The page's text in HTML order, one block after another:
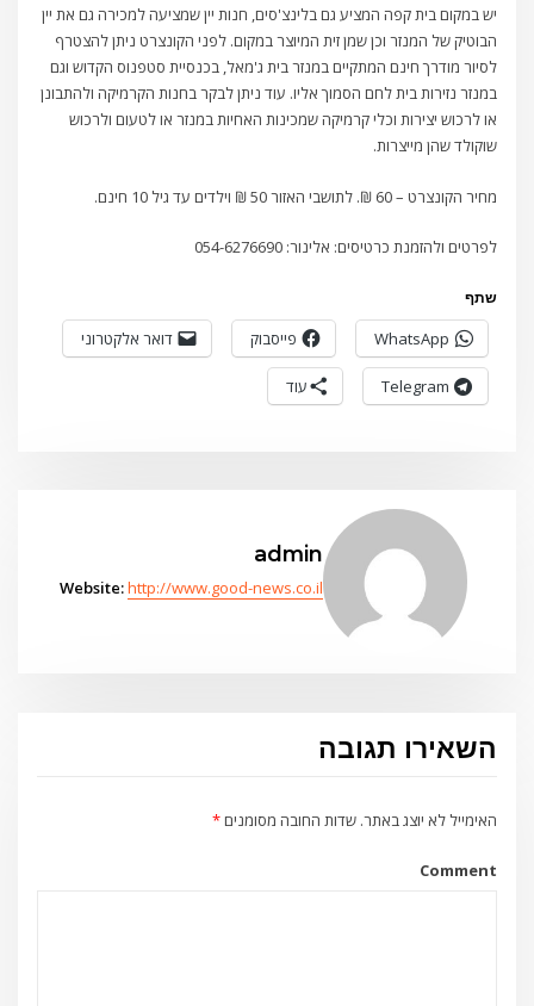
יש במקום בית קפה המציע גם בלינצ'סים, חנות יין שמציעה למכירה גם את יין
הבוטיק של המנזר וכן שמן זית המיוצר במקום. לפני הקונצרט ניתן להצטרף
לסיור מודרך חינם המתקיים במנזר בית ג'מאל, בכנסיית סטפנוס הקדוש וגם
במנזר נזירות בית לחם הסמוך אליו. עוד ניתן לבקר בחנות הקרמיקה ולהתבונן
או לרכוש יצירות וכלי קרמיקה שמכינות האחיות במנזר או לטעום ולרכוש
שוקולד שהן מייצרות.
מחיר הקונצרט – 60 ₪. לתושבי האזור 50 ₪ וילדים עד גיל 10 חינם.
לפרטים ולהזמנת כרטיסים: אלינור: 054-6276690
שתף
WhatsApp פייסבוק דואר אלקטרוני
Telegram עוד
admin
Website:http://www.good-news.co.il
השאירו תגובה
האימייל לא יוצג באתר. שדות החובה מסומנים*
Comment